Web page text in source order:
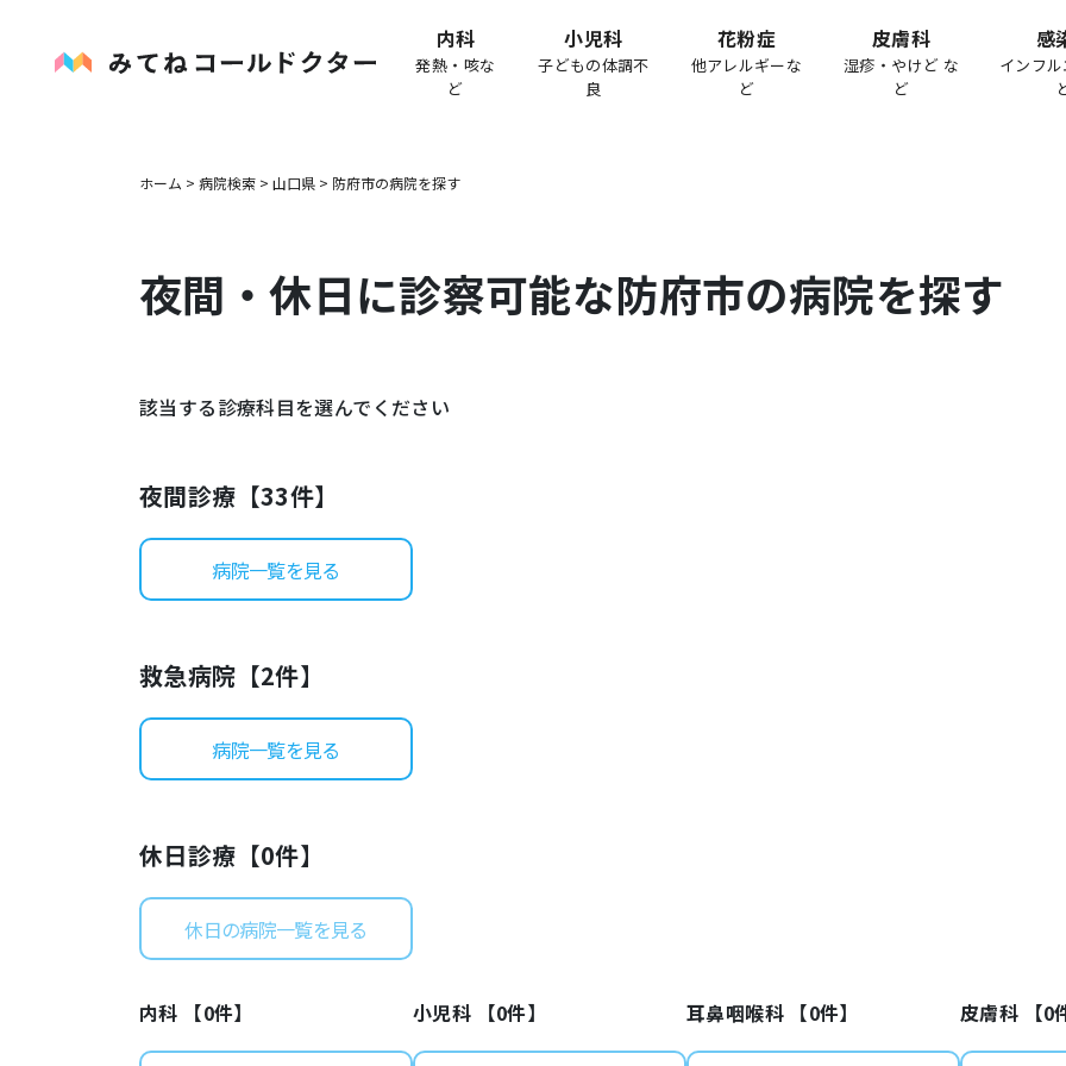
内科
発熱・咳な
ど
小児科
子どもの体調不
良
花粉症
他アレルギーな
ど
皮膚科
湿疹・やけど な
ど
感
インフ
ホーム > 病院検索 > 山口県 > 防府市の病院を探す
夜間・休日に診察可能な防府市の病院を探す
該当する診療科目を選んでください
夜間診療【33件】
病院一覧を見る
救急病院【2件】
病院一覧を見る
休日診療【0件】
休日の病院一覧を見る
内科 【0件】 小児科 【0件】 耳鼻咽喉科 【0件】 皮膚科 【0